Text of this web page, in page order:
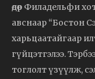
өдөр Филадельфи
авснаар “Бостон
харьцаатайгаар
гүйцэтгэлээ.
тоглолт үзүүлж,